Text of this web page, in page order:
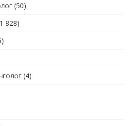
(50)
828)
(4)